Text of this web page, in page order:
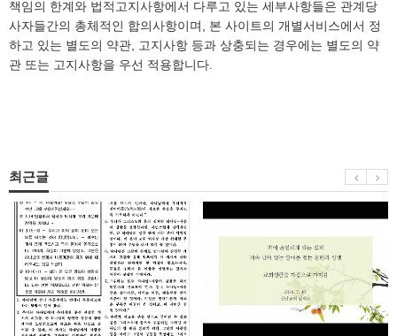
책임의 한계와 법적고지사항에서 다루고 있는 세부사항들은 관계당
사자들간의 총체적인 합의사항이며, 본 사이트의 개별서비스에서 정
하고 있는 별도의 약관, 고지사항 등과 상충되는 경우에는 별도의 약
관 또는 고지사항을 우선 적용합니다.
최근글
식
_20260705
계